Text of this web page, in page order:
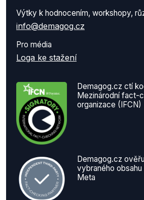
Výtky k hodnocením, workshopy,
info@demagog.cz
Pro média
Loga ke stažení
Demagog.cz ctí
Mezinárodní fact-
organizace (IFCN)
Demagog.cz
vybraného
Meta